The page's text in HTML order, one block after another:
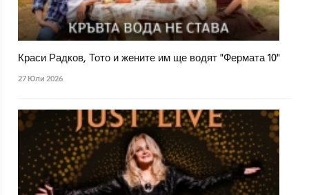
Краси Радков, Тото и жените им ще водят "Фермата 10"
27 Юли 2026